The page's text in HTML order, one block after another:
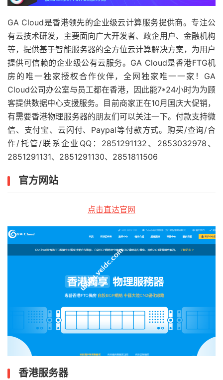
GA Cloud是香港领先的企业级云计算服务提供商。专注公
有云技术研发，主要面向广大开发者、政企用户、金融机构
等，提供基于智能服务器的全方位云计算解决方案，为用户
提供可信赖的企业级公有云服务。GA Cloud是香港FTG机
房的唯一独家授权合作伙伴，全网独家唯一一家！GA
Cloud公司办公室与员工都在香港，因此能7*24小时为为顾
客提供数据中心支援服务。目前商家正在10月国庆大促销，
有需要香港物理服务器的朋友们可以关注一下。付款支持微
信、支付宝、云闪付、Paypal等付款方式。购买/查询/合
作/托管/联系企业QQ：2851291132、2853032978、
2851291131、2851291130、2851811506
官方网站
点击直达官网
香港服务器